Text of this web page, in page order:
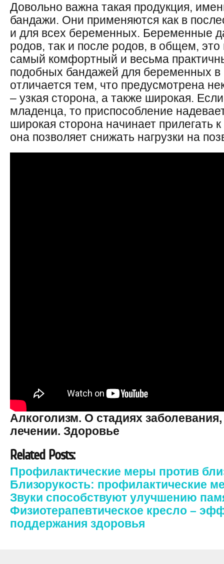
Довольно важна такая продукция,
бандажи. Они применяются как в
и для всех беременных. Беременные
родов, так и после родов, в общем,
самый комфортный и весьма
подобных бандажей для беременных в
отличается тем, что предусмотрена
– узкая сторона, а также широкая.
младенца, то приспособление
широкая сторона начинает прилегать
она позволяет снижать нагрузки на
Алкоголизм. О стадиях
лечении. Здоровье
Related Posts:
Профилактические меры против
Близорукость: профилактические
Звуки способствуют улучшению
Физиотерапевтическое кресло –
поддержания здоровья